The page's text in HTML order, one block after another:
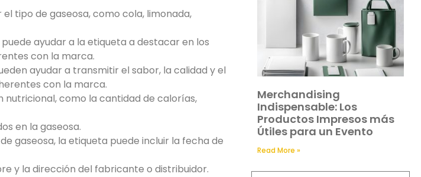
tipo de gaseosa, como cola, limonada,
ayudar a la etiqueta a destacar en los
con la marca.
ayudar a transmitir el sabor, la calidad y el
con la marca.
nutricional, como la cantidad de calorías,
en la gaseosa.
gaseosa, la etiqueta puede incluir la fecha de
y la dirección del fabricante o distribuidor.
Merchandising
Indispensable: Los
Productos Impresos más
Útiles para un Evento
Read More »